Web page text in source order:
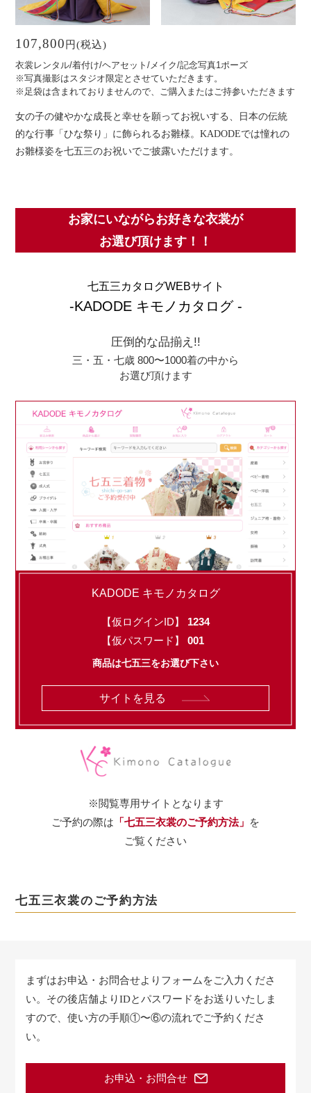
107,800 円(税込)
衣裳レンタル/着付け/ヘアセット/メイク/記念写真1ポーズ
※写真撮影はスタジオ限定とさせていただきます。
※足袋は含まれておりませんので、ご購入またはご持参いただきます
女の子の健やかな成長と幸せを願ってお祝いする、日本の伝統
的な行事「ひな祭り」に飾られるお雛様。KADODEでは憧れの
お雛様姿を七五三のお祝いでご披露いただけます。
お家にいながらお好きな衣裳が
お選び頂けます！！
七五三カタログWEBサイト
-KADODE キモノカタログ -
圧倒的な品揃え!!
三・五・七歳 800〜1000着の中から
お選び頂けます
KADODE キモノカタログ
【仮ログインID】 1234
【仮パスワード】 001
商品は七五三をお選び下さい
サイトを見る
※閲覧専用サイトとなります
ご予約の際は 「七五三衣裳のご予約方法」 を
ご覧ください
七五三衣裳のご予約方法
まずはお申込・お問合せよりフォームをご入力くださ
い。 その後店舗よりIDとパスワードをお送りいたしま
すので、使い方の手順①〜⑥の流れでご予約くださ
い。
お申込・お問合せ